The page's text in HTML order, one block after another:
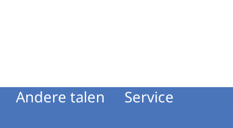
Andere talen Service